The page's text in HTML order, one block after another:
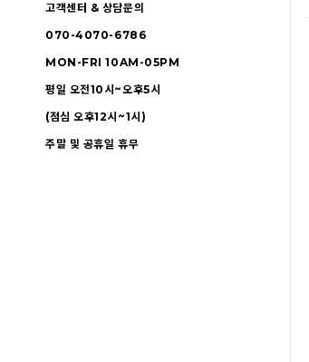
고객센터 & 상담문의
070-4070-6786
MON-FRI 10AM-05PM
평일 오전10시~오후5시
(점심 오후12시~1시)
주말 및 공휴일 휴무